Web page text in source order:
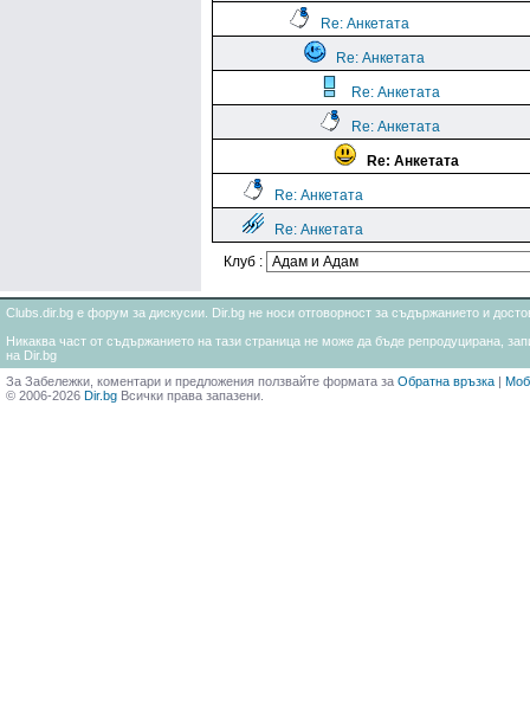
Re: Анкетата
Re: Анкетата
Re: Анкетата
Re: Анкетата
Re: Анкетата
Re: Анкетата
Re: Анкетата
Клуб :
Clubs.dir.bg е форум за дискусии. Dir.bg не носи отговорност за съдържанието и
Никаква част от съдържанието на тази страница не може да бъде репродуцирана,
на Dir.bg
За Забележки, коментари и предложения ползвайте формата за Обратна връзка |
© 2006-2026 Dir.bg Всички права запазени.